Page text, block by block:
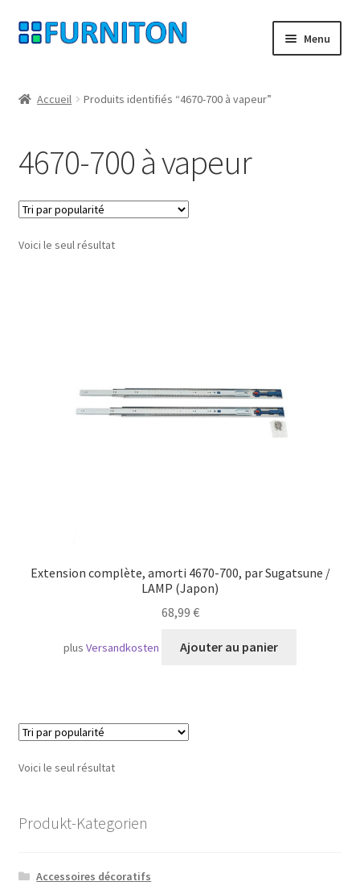
Aller
à
navigation
Aller
au
Menu
Protection des données
Droit de rétractation
Contact
Accueil Produits identifiés “4670-700 à vapeur”
4670-700 à vapeur
Voici le seul résultat
Extension complète, amorti 4670-700, par Sugatsune /
LAMP (Japon)
68,99 €
plusVersandkosten Ajouter au panier
Voici le seul résultat
Produkt-Kategorien
Accessoires décoratifs